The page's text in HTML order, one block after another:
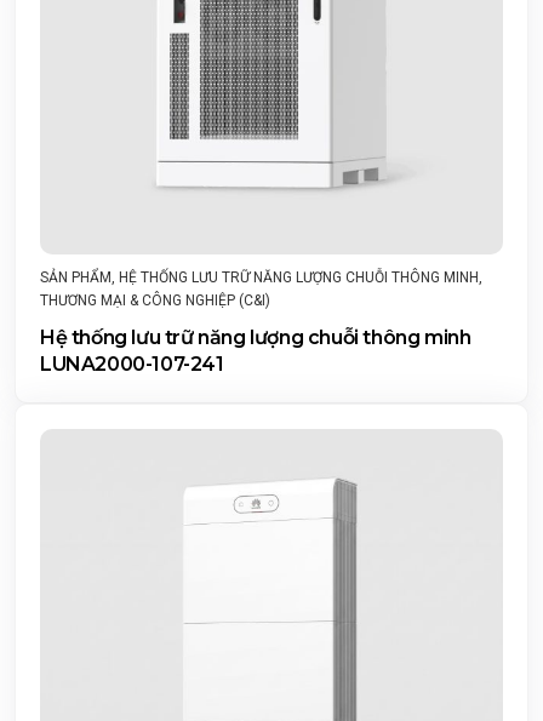
SẢN PHẨM HỆ THỐNG LƯU TRỮ NĂNG LƯỢNG CHUỖI THÔNG MINH
THƯƠNG MẠI & CÔNG NGHIỆP (C&I)
Hệ thống lưu trữ năng lượng chuỗi thông minh
LUNA2000-107-241